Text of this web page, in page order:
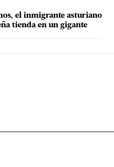
el inmigrante asturiano
tienda en un gigante